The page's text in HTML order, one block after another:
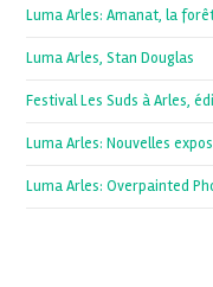
Luma Arles: Amanat, la
Luma Arles, Stan Douglas
Festival Les Suds à Arles,
Luma Arles: Nouvelles
Luma Arles: Overpainted